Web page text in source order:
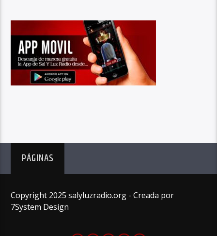
PÁGINAS
Copyright 2025 salyluzradio.org - Creada por
7System Design